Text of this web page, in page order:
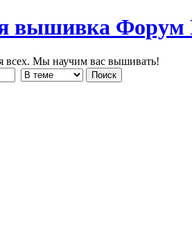
Мы научим вас вышивать!